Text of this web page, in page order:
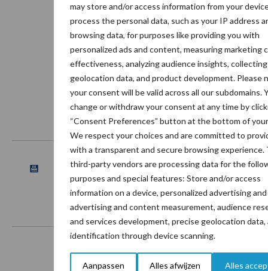
may store and/or access information from your
process the personal data, such as your IP address
browsing data, for purposes like providing you with
personalized ads and content, measuring marketing
effectiveness, analyzing audience insights,
geolocation data, and product development. Please
your consent will be valid across all our subdomains.
change or withdraw your consent at any time by
“Consent Preferences” button at the bottom of
We respect your choices and are committed to
with a transparent and secure browsing experience.
third-party vendors are processing data for the
purposes and special features: Store and/or access
information on a device, personalized advertising
advertising and content measurement, audience
and services development, precise geolocation data,
identification through device scanning.
Aanpassen Alles afwijzen Alles
Onze brandpartners